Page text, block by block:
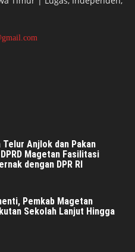
Telur Anjlok dan Pakan
Magetan Fasilitasi
dengan DPR RI
Pemkab Magetan
Sekolah Lanjut Hingga